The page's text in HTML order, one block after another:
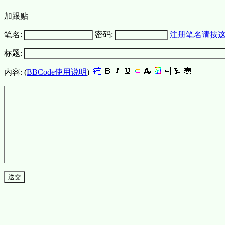
加跟贴
笔名: 密码: 注册笔名请按
标题:
内容: (BBCode使用说明)